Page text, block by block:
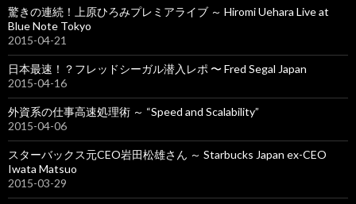
驚きの連続！上原ひろみプレミアライブ ～ Hiromi Uehara Live at
Blue Note Tokyo
2015-04-21
日本最速！？フレッドシーガル潜入レポ 〜 Fred Segal Japan
2015-04-16
外資系の仕事高速処理術 ～ “Speed and Scalability”
2015-04-06
スターバックス元CEO岩田松雄さん ～ Starbucks Japan ex-CEO
Iwata Matsuo
2015-03-29